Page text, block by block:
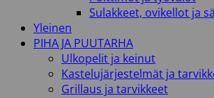
Sulakkeet, ovikellot ja
Yleinen
PIHA JA PUUTARHA
Ulkopelit ja keinut
Kastelujärjestelmät ja
Grillaus ja tarvikkeet